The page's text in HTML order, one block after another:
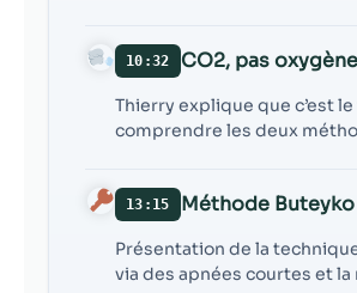
10:32 CO2, pas
Thierry explique que c’est
comprendre les deux
13:15 Méthode
Présentation de la
via des apnées courtes et